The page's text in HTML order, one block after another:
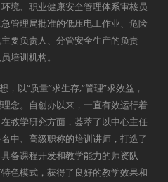
境、职业健康安全管理体系审核员
管理局批准的低压电工作业、危险
要负责人、分管安全生产的负责
培训机构。
以“质量”求生存,“管理”求效益，
念。自创办以来，一直有效运行着
教学研究方面，荟萃了以中心主任
中、高级职称的培训讲师，打造了
备课程开发和教学能力的师资队
色模式，获得了良好的教学效果和